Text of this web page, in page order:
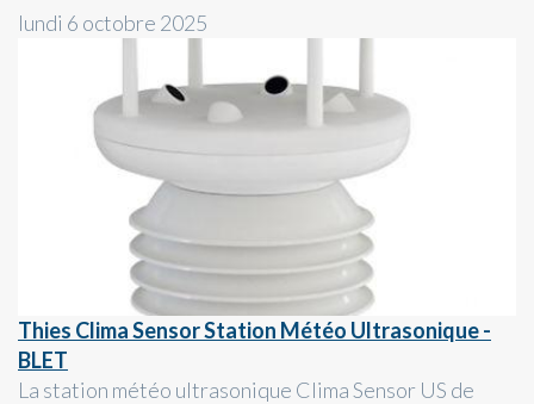
lundi 6 octobre 2025
Thies Clima Sensor Station Météo Ultrasonique -
BLET
La station météo ultrasonique Clima Sensor US de